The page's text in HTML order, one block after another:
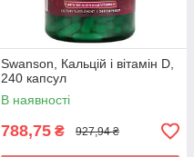
Swanson, Кальцій і вітамін D,
240 капсул
В наявності
788,75 ₴ 927,94 ₴